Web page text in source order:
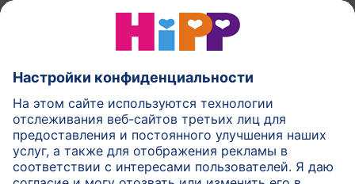
ХиПП в течении беременности
Правила политики
Условия использования
Печатать
Подробнее о HiPP Контакт